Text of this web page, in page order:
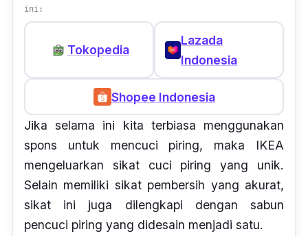
ini:
Tokopedia
Lazada
Indonesia
Shopee Indonesia
Jika selama ini kita terbiasa menggunakan
spons untuk mencuci piring, maka IKEA
mengeluarkan sikat cuci piring yang unik.
Selain memiliki sikat pembersih yang akurat,
sikat ini juga dilengkapi dengan sabun
pencuci piring yang didesain menjadi satu.